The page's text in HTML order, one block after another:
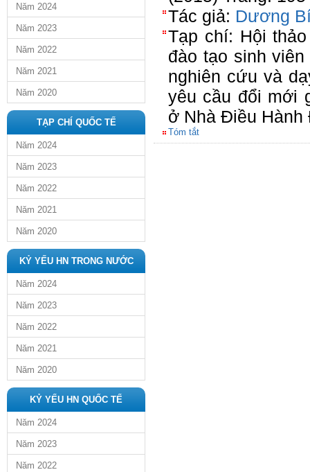
Năm 2024
Năm 2023
Năm 2022
Năm 2021
Năm 2020
TẠP CHÍ QUỐC TẾ
Năm 2024
Năm 2023
Năm 2022
Năm 2021
Năm 2020
KỶ YẾU HN TRONG NƯỚC
Năm 2024
Năm 2023
Năm 2022
Năm 2021
Năm 2020
KỶ YẾU HN QUỐC TẾ
Năm 2024
Năm 2023
Năm 2022
Tác giả: Dương
Tạp chí: Hội
đào tạo sinh
nghiên cứu và
yêu cầu đổi mới
ở Nhà Điều Hành
Tóm tắt